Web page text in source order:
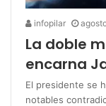
infopilar
La doble
encarna
El presidente se
notables